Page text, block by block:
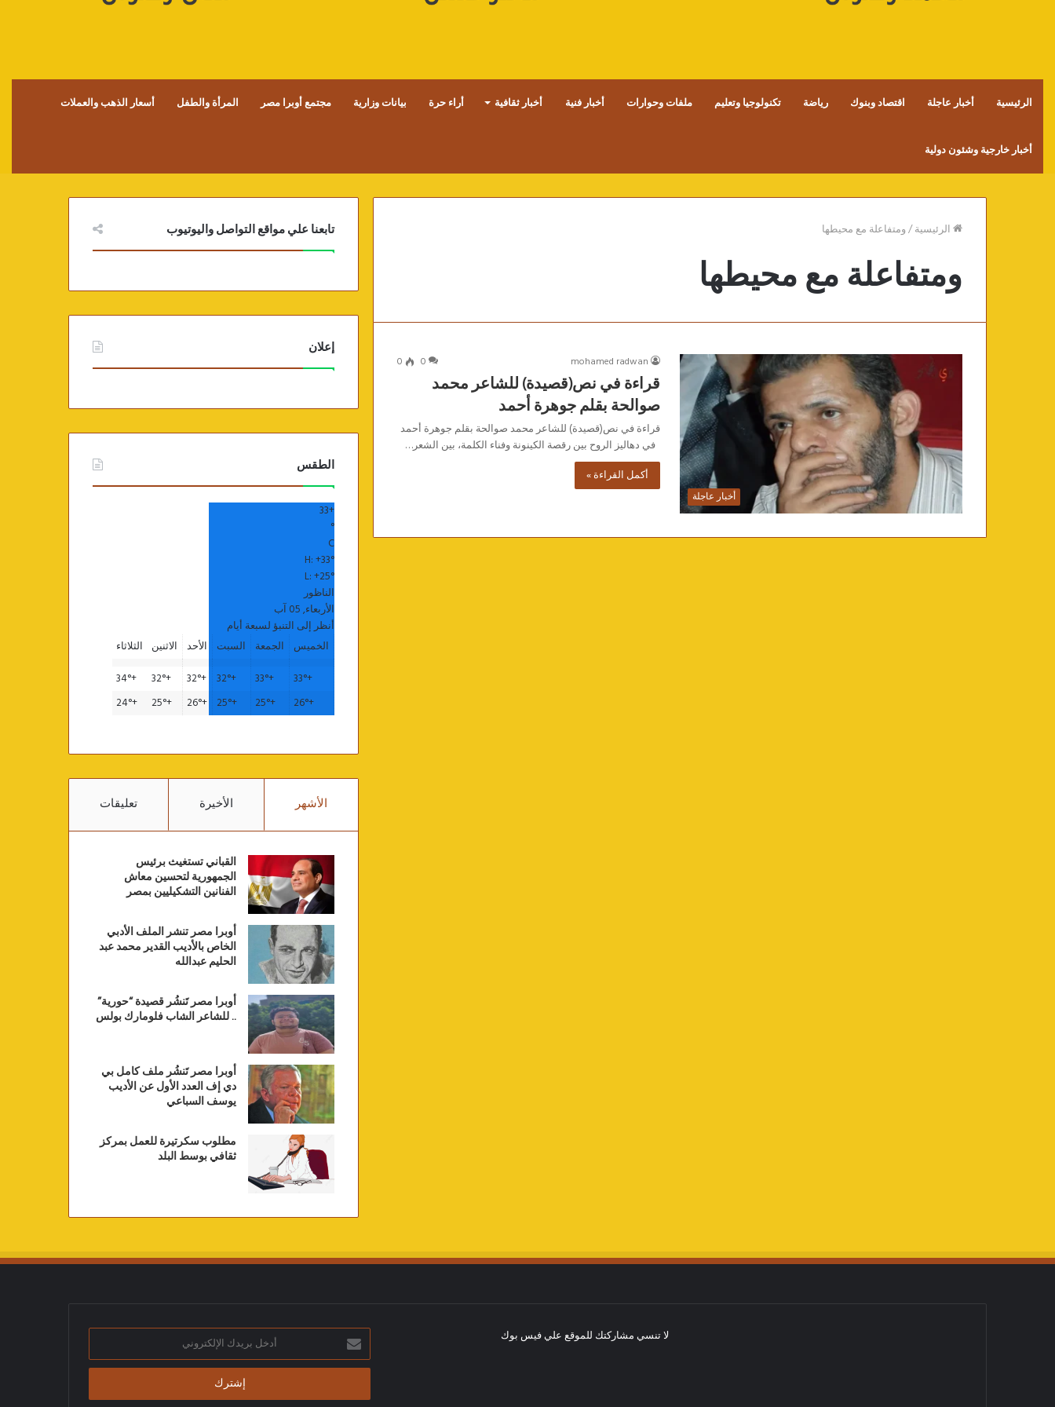
الرئيسية أخبار عاجلة اقتصاد وبنوك رياضة تكنولوجيا وتعليم ملفات وحوارات أخبار فنية أخبار ثقافية أراء حرة بيانات وزارية مجتمع أوبرا مصر المرأة والطفل أسعار الذهب والعملات
أخبار خارجية وشئون دولية
الرئيسية/ومتفاعلة مع محيطها
ومتفاعلة مع محيطها
أخبار عاجلة
mohamed radwan
0
0
قراءة في نص(قصيدة) للشاعر محمد
صوالحة بقلم جوهرة أحمد
قراءة في نص(قصيدة) للشاعر محمد صوالحة بقلم جوهرة أحمد
في دهاليز الروح بين رقصة الكينونة وفناء الكلمة، بين الشعر…
أكمل القراءة »
تابعنا علي مواقع التواصل واليوتيوب
إعلان
الطقس
+
33
°
C
H:+33°
L:+25°
الناظور
الأربعاء, 05 آب
أنظر إلى التنبؤ لسبعة أيام
الخميس
الجمعة السبت الأحد الاثنين
الثلاثاء
+
33°
+
33°
+
32°
+
32°
+
32°
+
34°
+
26°
+
25°
+
25°
+
26°
+
25°
+
24°
الأشهر الأخيرة تعليقات
القباني تستغيث برئيس
الجمهورية لتحسين معاش
الفنانين التشكيليين بمصر
أوبرا مصر تنشر الملف الأدبي
الخاص بالأديب القدير محمد عبد
الحليم عبدالله
أوبرا مصر تَنشُر قصيدة “حورية”
.. للشاعر الشاب فلومارك بولس
أوبرا مصر تَنشُر ملف كامل بي
دي إف العدد الأول عن الأديب
يوسف السباعي
مطلوب سكرتيرة للعمل بمركز
ثقافي بوسط البلد
لا تنسي مشاركتك للموقع علي فيس بوك
أدخل
بريدك
الإلكتروني